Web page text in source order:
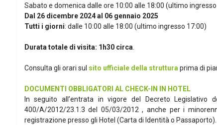
Sabato e domenica dalle ore 10:00 alle 18:00 (ultimo
Dal 26 dicembre 2024 al 06 gennaio 2025
Tutti i giorni: dalle 10:00 alle 18:00 (ultimo ingresso 17:00)
Durata totale di visita: 1h30 circa.
Consulta gli orari sul sito ufficiale della struttura prima di
DOCUMENTI OBBLIGATORI AL CHECK-IN IN HOTEL
In seguito all’entrata in vigore del Decreto Legislativo
400/A/2012/23.1.3 del 05/03/2012 , anche per i
registrazione presso gli Hotel (Carta di Identità o Passaporto).